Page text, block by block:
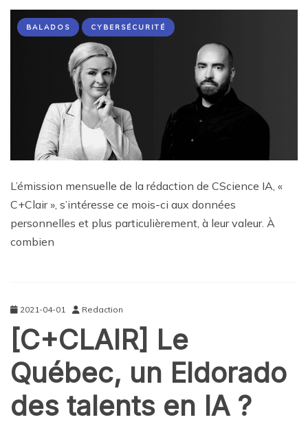
BALADOS CYBERSÉCURITÉ
L’émission mensuelle de la rédaction de CScience IA, «
C+Clair », s’intéresse ce mois-ci aux données
personnelles et plus particulièrement, à leur valeur. À
combien
2021-04-01 Redaction
[C+CLAIR] Le
Québec, un Eldorado
des talents en IA ?